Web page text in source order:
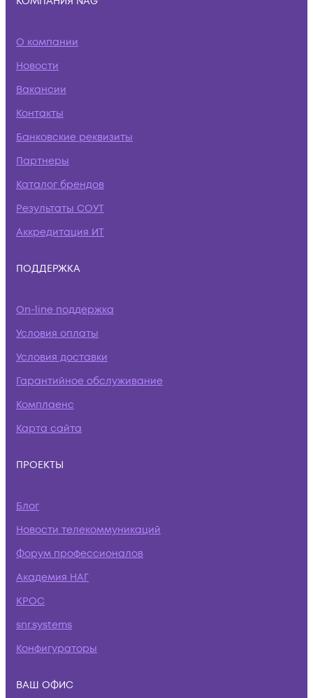
О компании
Новости
Вакансии
Контакты
Банковские реквизиты
Партнеры
Каталог брендов
Результаты СОУТ
Аккредитация ИТ
ПОДДЕРЖКА
On-line поддержка
Условия оплаты
Условия доставки
Гарантийное обслуживание
Комплаенс
Карта сайта
ПРОЕКТЫ
Блог
Новости телекоммуникаций
Форум профессионалов
Академия НАГ
КРОС
snr.systems
Конфигураторы
ВАШ ОФИС